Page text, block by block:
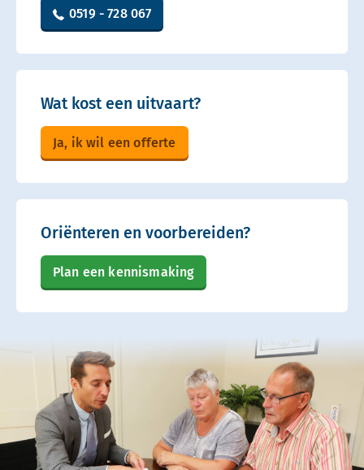
0519 - 728 067
Wat kost een uitvaart?
Ja, ik wil een offerte
Oriënteren en voorbereiden?
Plan een kennismaking